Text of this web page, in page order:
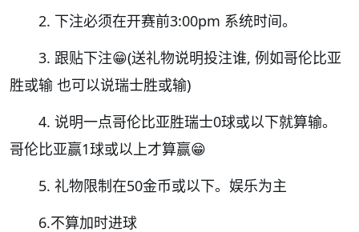
2. 下注必须在开赛前3:00pm 系统时间。
3. 跟贴下注😁(送礼物说明投注谁, 例如哥伦比亚
胜或输 也可以说瑞士胜或输)
4. 说明一点哥伦比亚胜瑞士0球或以下就算输。
哥伦比亚赢1球或以上才算赢😁
5. 礼物限制在50金币或以下。娱乐为主
6.不算加时进球